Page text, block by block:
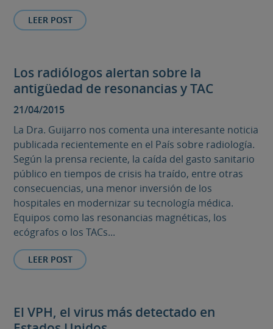
LEER POST
Los radiólogos alertan sobre la
antigüedad de resonancias y TAC
21/04/2015
La Dra. Guijarro nos comenta una interesante noticia
publicada recientemente en el País sobre radiología.
Según la prensa reciente, la caída del gasto sanitario
público en tiempos de crisis ha traído, entre otras
consecuencias, una menor inversión de los
hospitales en modernizar su tecnología médica.
Equipos como las resonancias magnéticas, los
ecógrafos o los TACs...
LEER POST
El VPH, el virus más detectado en